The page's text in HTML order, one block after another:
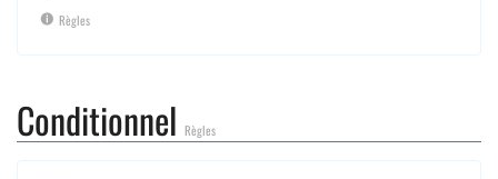
Règles
Conditionnel Règles